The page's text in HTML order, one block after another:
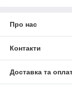
Про нас
Контакти
Доставка та